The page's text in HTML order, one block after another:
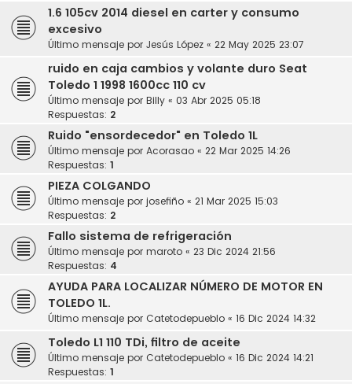
1.6 105cv 2014 diesel en carter y consumo
excesivo
Último mensaje por Jesús López « 22 May 2025 23:07
ruido en caja cambios y volante duro Seat
Toledo 1 1998 1600cc 110 cv
Último mensaje por Billy « 03 Abr 2025 05:18
Respuestas: 2
Ruido "ensordecedor" en Toledo 1L
Último mensaje por Acorasao « 22 Mar 2025 14:26
Respuestas: 1
PIEZA COLGANDO
Último mensaje por josefiño « 21 Mar 2025 15:03
Respuestas: 2
Fallo sistema de refrigeración
Último mensaje por maroto « 23 Dic 2024 21:56
Respuestas: 4
AYUDA PARA LOCALIZAR NÚMERO DE MOTOR EN
TOLEDO 1L.
Último mensaje por Catetodepueblo « 16 Dic 2024 14:32
Toledo L1 110 TDi, filtro de aceite
Último mensaje por Catetodepueblo « 16 Dic 2024 14:21
Respuestas: 1